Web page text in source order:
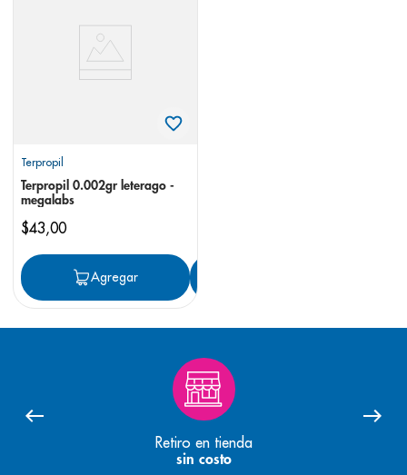
Terpropil
Terpropil 0.002gr leterago -
megalabs
$43,00
Agregar
Retiro en tienda
sin costo
pediasure
panolini